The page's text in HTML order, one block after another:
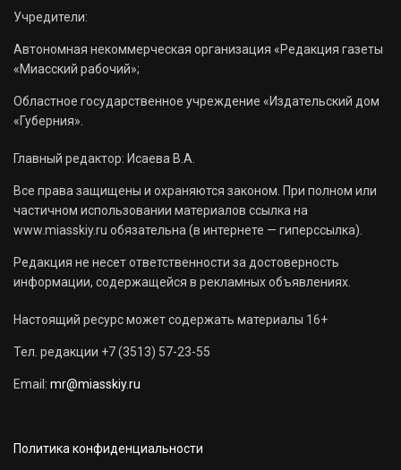
Учредители:
Автономная некоммерческая организация «Редакция газеты
«Миасский рабочий»;
Областное государственное учреждение «Издательский дом
«Губерния».
Главный редактор: Исаева В.А.
Все права защищены и охраняются законом. При полном или
частичном использовании материалов ссылка на
www.miasskiy.ru обязательна (в интернете — гиперссылка).
Редакция не несет ответственности за достоверность
информации, содержащейся в рекламных объявлениях.
Настоящий ресурс может содержать материалы 16+
Тел. редакции +7 (3513) 57-23-55
Email: mr@miasskiy.ru
Политика конфиденциальности